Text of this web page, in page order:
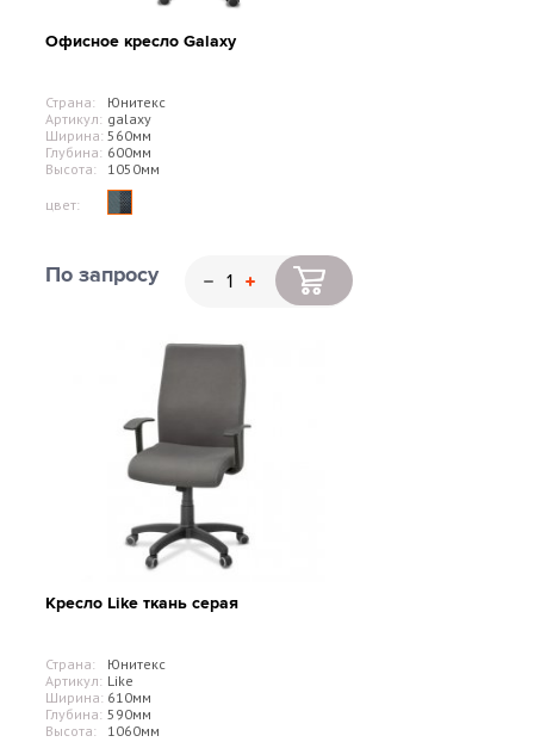
Офисное кресло Galaxy
Страна:
Юнитекс
Артикул: galaxy
Ширина: 560мм
Глубина: 600мм
Высота:
1050мм
цвет:
По запросу
Кресло Like ткань серая
Страна:
Юнитекс
Артикул: Like
Ширина: 610мм
Глубина: 590мм
Высота:
1060мм